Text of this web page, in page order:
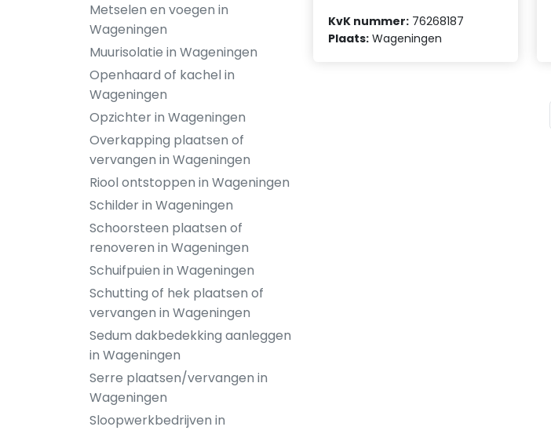
Metselen en voegen in
Wageningen
Muurisolatie in Wageningen
Openhaard of kachel in
Wageningen
Opzichter in Wageningen
Overkapping plaatsen of
vervangen in Wageningen
Riool ontstoppen in Wageningen
Schilder in Wageningen
Schoorsteen plaatsen of
renoveren in Wageningen
Schuifpuien in Wageningen
Schutting of hek plaatsen of
vervangen in Wageningen
Sedum dakbedekking aanleggen
in Wageningen
Serre plaatsen/vervangen in
Wageningen
Sloopwerkbedrijven in
KvK nummer: 76268187
Plaats: Wageningen